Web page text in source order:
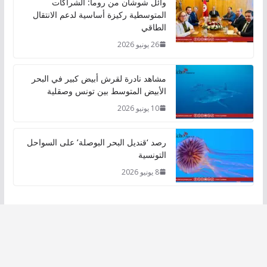
المتوسطية ركيزة أساسية لدعم الانتقال
الطاقي
26 يونيو 2026
مشاهد نادرة لقرش أبيض كبير في البحر
الأبيض المتوسط بين تونس وصقلية
10 يونيو 2026
رصد ‘قنديل البحر البوصلة’ على السواحل
التونسية
8 يونيو 2026